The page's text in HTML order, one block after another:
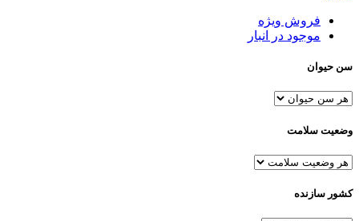
فروش ویژه
موجود در انبار
سن حیوان
وضعیت سلامت
کشور سازنده